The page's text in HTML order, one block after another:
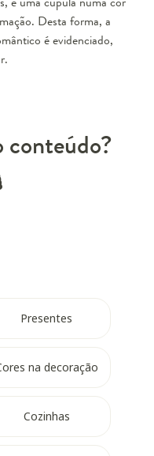
Desta forma, a
é evidenciado,
conteúdo?
Presentes
na decoração
Cozinhas